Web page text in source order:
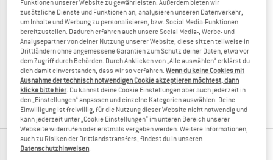
SIXPACK RACING
Vertic Bash Guard
Kettenblattschutz
59,95 €47,96 €
(0)
SIXPACK RACING
Millenium Kettenführung
Kettenführung
119,95 €95,96 €
(0)
BELIEBTESTE PRODUKTE IN FAHRRADTEILE
Funktionen unserer Website zu gewährleisten. Außerdem bieten wir
zusätzliche Dienste und Funktionen an, analysieren unseren Datenverkehr,
um Inhalte und Werbung zu personalisieren, bzw. Social Media-Funktionen
bereitzustellen. Dadurch erfahren auch unsere Social Media-, Werbe- und
Analysepartner von deiner Nutzung unserer Website; diese sitzen teilweise in
Drittländern ohne angemessene Garantien zum Schutz deiner Daten, etwa vor
dem Zugriff durch Behörden. Durch Anklicken von „Alle auswählen“ erklärst du
dich damit einverstanden, dass wir so verfahren.Wenn du keine Cookies mit
Ausnahme der technisch notwendigen Cookie akzeptieren möchtest, dann
klicke bitte hier . Du kannst deine Cookie Einstellungen aber auch jederzeit in
den „Einstellungen“ anpassen und einzelne Kategorien auswählen. Deine
Einwilligung ist freiwillig, für die Nutzung dieser Website nicht notwendig und
kann jederzeit unter „Cookie Einstellungen“ im unteren Bereich unserer
Webseite widerrufen oder erstmals vergeben werden. Weitere Informationen,
auch zu Risiken der Drittlandstransfers, findest du in unseren
Datenschutzhinweisen